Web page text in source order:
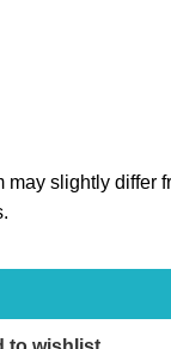
may slightly differ